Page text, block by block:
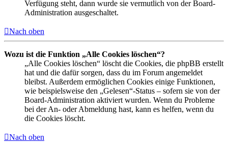
Verfügung steht, dann wurde sie vermutlich von der Board-
Administration ausgeschaltet.
Nach oben
Wozu ist die Funktion „Alle Cookies löschen“?
„Alle Cookies löschen“ löscht die Cookies, die phpBB erstellt
hat und die dafür sorgen, dass du im Forum angemeldet
bleibst. Außerdem ermöglichen Cookies einige Funktionen,
wie beispielsweise den „Gelesen“-Status – sofern sie von der
Board-Administration aktiviert wurden. Wenn du Probleme
bei der An- oder Abmeldung hast, kann es helfen, wenn du
die Cookies löscht.
Nach oben